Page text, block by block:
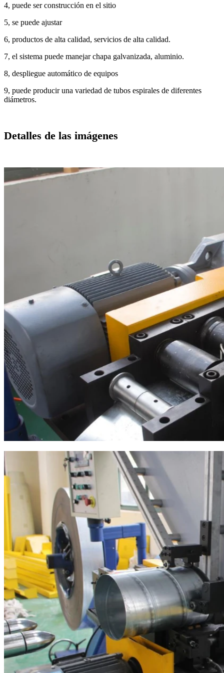
4, puede ser construcción en el sitio
5, se puede ajustar
6, productos de alta calidad, servicios de alta calidad.
7, el sistema puede manejar chapa galvanizada, aluminio.
8, despliegue automático de equipos
9, puede producir una variedad de tubos espirales de diferentes
diámetros.
Detalles de las imágenes